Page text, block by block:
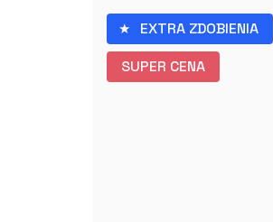
EXTRA ZDOBIENIA
SUPER CENA